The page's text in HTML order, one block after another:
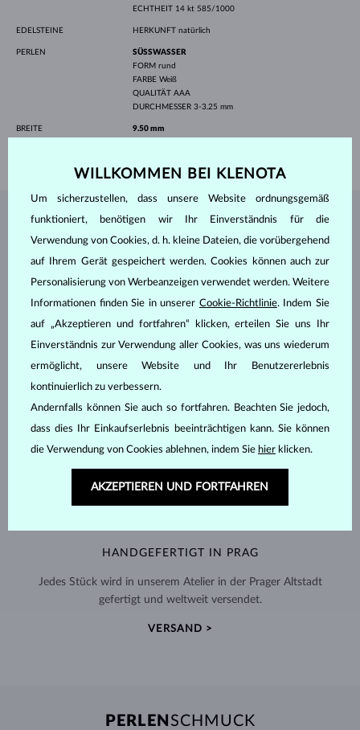
ECHTHEIT 14 kt 585/1000
EDELSTEINE HERKUNFT natürlich
PERLEN
SÜSSWASSER
FORM rund
FARBE Weiß
QUALITÄT AAA
DURCHMESSER 3-3.25 mm
BREITE 9.50 mm
SCHMUCK AUS DEMKLENOTA ATELIER
HANDGEFERTIGT IN PRAG
Jedes Stück wird in unserem Atelier in der Prager Altstadt
gefertigt und weltweit versendet.
VERSAND >
PERLEN SCHMUCK
WILLKOMMEN BEI KLENOTA
Um sicherzustellen, dass unsere Website ordnungsgemäß
funktioniert, benötigen wir Ihr Einverständnis für die
Verwendung von Cookies, d. h. kleine Dateien, die vorübergehend
auf Ihrem Gerät gespeichert werden. Cookies können auch zur
Personalisierung von Werbeanzeigen verwendet werden. Weitere
Informationen finden Sie in unserer Cookie-Richtlinie. Indem Sie
auf „Akzeptieren und fortfahren“ klicken, erteilen Sie uns Ihr
Einverständnis zur Verwendung aller Cookies, was uns wiederum
ermöglicht, unsere Website und Ihr Benutzererlebnis
kontinuierlich zu verbessern.
Andernfalls können Sie auch so fortfahren. Beachten Sie jedoch,
dass dies Ihr Einkaufserlebnis beeinträchtigen kann. Sie können
die Verwendung von Cookies ablehnen, indem Sie hier klicken.
AKZEPTIEREN UND FORTFAHREN